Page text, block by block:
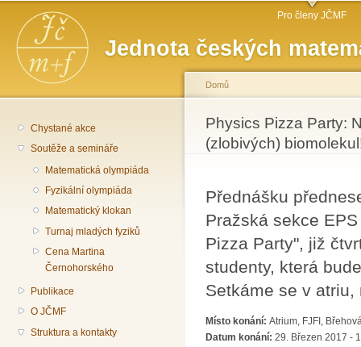
Jednota českých
Hlavní menu Pro členy JČMF
Chystané akce
Soutěže a semináře
Matematická olympiáda
Fyzikální olympiáda
Matematický klokan
Turnaj mladých fyziků
Cena Martina
Černohorského
Publikace
O JČMF
Struktura a kontakty
Jste zde
Domů
Physics Pizza Party:
(zlobivých)
Přednášku
Pražská sekce
Pizza Party", již
studenty, která
Setkáme se v
Místo konání: Atrium, FJFI,
Datum konání: 29. Březen 2017 -